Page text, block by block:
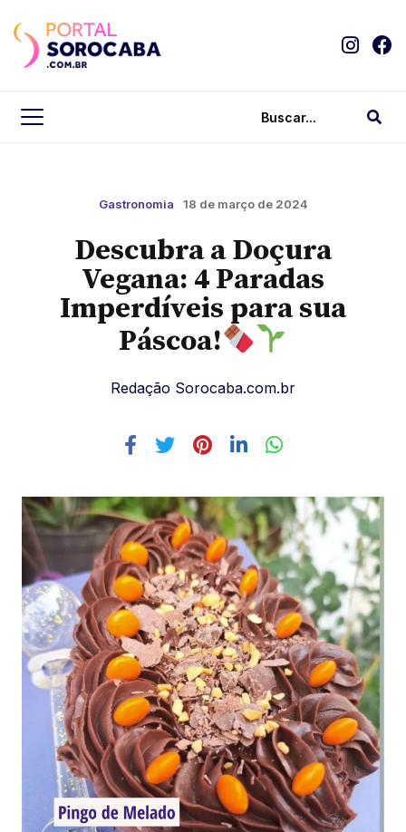
Gastronomia 18 de março de 2024
Descubra a Doçura
Vegana: 4 Paradas
Imperdíveis para sua
Páscoa!
Redação Sorocaba.com.br